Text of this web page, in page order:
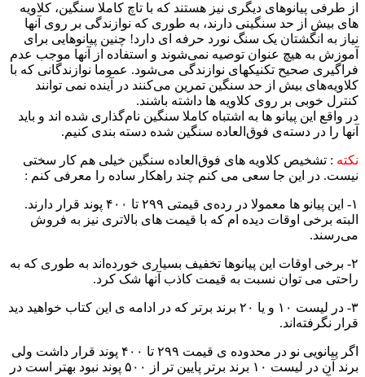
از طرفی پیانوهای دیگری نیز هستند که با تاچ کاملا سنگین، کلاویه
های بیش از حد سنگینی دارند، به طوری که نوازندگی بر روی آنها
نیاز به انگشتان یک سنگ نورد حرفه ای دارد! چنین پیانوهایی برای
آموزش به هیچ عنوان توصیه نمی‌شوند و استفاده از آنها موجب عدم
فراگیری صحیح تکنیکهای نوازندگی می‌شود. عموما نوازندگانی که با
کلاویه‌های بیش از حد سنگین تمرین می‌کنند در آینده نمی توانند
کنترل خوبی بر روی کلاویه ها داشته باشند.
در واقع این پیانو ها به اشتباه کاملا سنگین نام‌گذاری شده ‌اند و باید
آنها را در دسته‌ی فوق‌العاده سنگین شده دسته بندی کنیم.
نکته :‌ تشخیص کلاویه های فوق‌العاده سنگین خیلی هم کار سختی
نیست. در این جا سعی می کنم چند راهکار ساده را معرفی کنم :
۱- این پیانو ها معمولا در رده‌ی قیمتی ۲۹۹ تا ۴۰۰ پوند قرار دارند.
البته برخی اوقات دیده ام که ‌با قیمت های بالاتری نیز به فروش
می‌رسند.
۲- برخی اوقات این پیانوها تخفیف بسیاری خورده‌اند به طوری که به
راحتی می توان نسبت به قیمت کاذب آنها شک کرد.
۳- در لیست ۱۰ و یا ۲۰ برند برتر که در ادامه ‌ی این کتاب خواهید دید
قرار نگرفته‌اند.
اگر پیانویی نو در محدوده ی قیمت ۲۹۹ تا ۴۰۰ پوند قرار داشت ولی
برند آن در لیست ۱۰ برند برتر پایین تر از ۵۰۰ پوند نبود بهتر است در